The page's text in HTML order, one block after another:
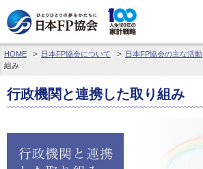
わたしたちのくらしとお金
FPに相談する
FP技能検定
HOME 日本FP協会について 日本FP協会の主な活動
組み
行政機関と連携した取り組み